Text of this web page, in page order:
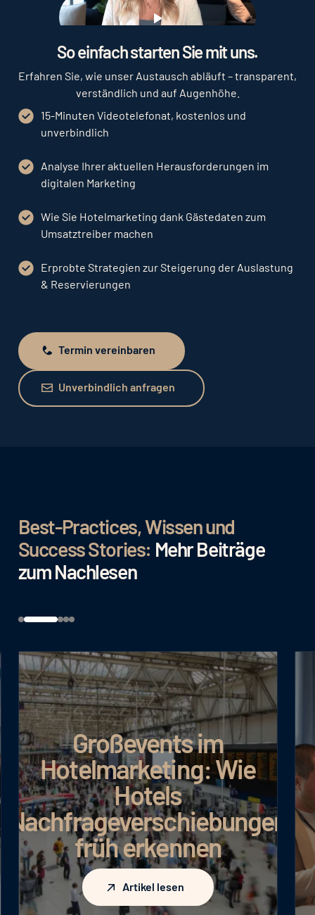
Play
So einfach starten Sie mit uns.
Erfahren Sie, wie unser Austausch abläuft – transparent,
verständlich und auf Augenhöhe.
15-Minuten Videotelefonat, kostenlos und
unverbindlich
Analyse Ihrer aktuellen Herausforderungen im
digitalen Marketing
Wie Sie Hotelmarketing dank Gästedaten zum
Umsatztreiber machen
Erprobte Strategien zur Steigerung der Auslastung
& Reservierungen
Termin vereinbaren
Termin vereinbaren
Unverbindlich anfragen
Unverbindlich anfragen
Best-Practices, Wissen und
Success Stories: Mehr Beiträge
zum Nachlesen
Großevents im
Hotelmarketing: Wie
Hotels
Nachfrageverschiebungen
früh erkennen
Artikel lesen
Artikel lesen